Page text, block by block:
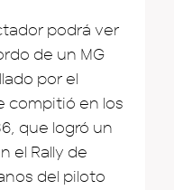
podrá ver
de un MG
por el
compitió en los
que logró un
el Rally de
del piloto